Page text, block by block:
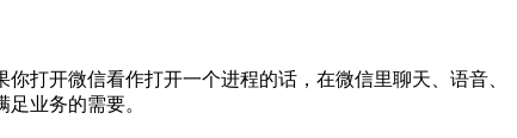
打开微信看作打开一个进程的话，在微信里聊天、语音、
业务的需要。